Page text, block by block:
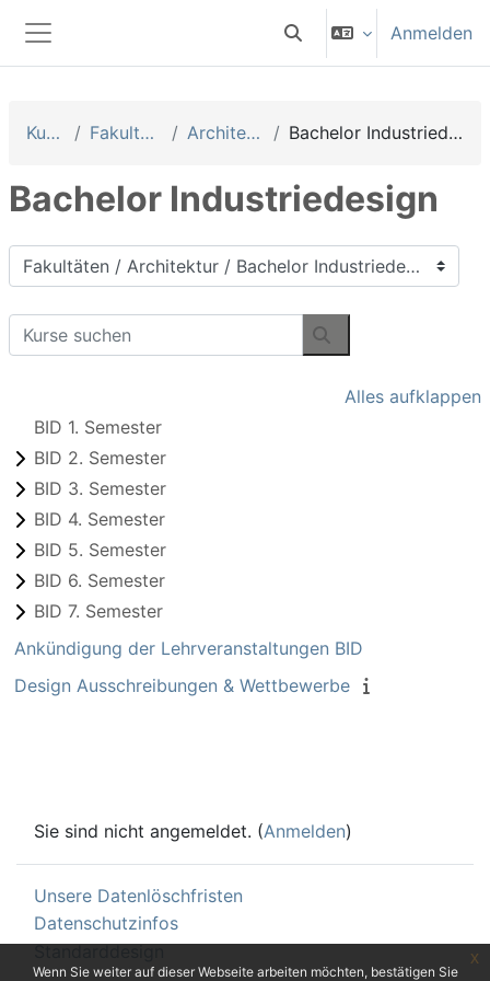
Wenn Sie weiter auf dieser Webseite arbeiten möchten, bestätigen Sie
x
Website-Übersicht
Sucheingabe umschalten
Anmelden
Kurse Fakultäten Architektur Bachelor Industriedesign
Bachelor Industriedesign
Kursbereiche
Kurse suchen
Kurse suchen
Alles aufklappen
BID 1. Semester
BID 2. Semester
BID 3. Semester
BID 4. Semester
BID 5. Semester
BID 6. Semester
BID 7. Semester
Ankündigung der Lehrveranstaltungen BID
Design Ausschreibungen & Wettbewerbe
Sie sind nicht angemeldet. (Anmelden)
Unsere Datenlöschfristen
Datenschutzinfos
Standarddesign